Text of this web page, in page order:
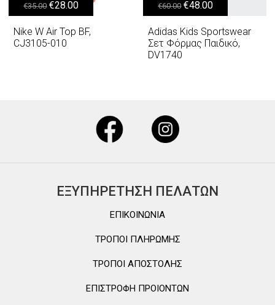
€35.00 Original price was: €35.00.
€28.00Η τρέχουσα τιμή είναι: €28.00.
Nike W Air Top BF,
CJ3105-010
€60.00 Original price was: €60.00.
€48.00Η τρέχουσα τιμή είναι: €48.00.
Adidas Kids Sportswear
Σετ Φόρμας Παιδικό,
DV1740
ΕΞΥΠΗΡΕΤΗΣΗ ΠΕΛΑΤΩΝ
ΕΠΙΚΟΙΝΩΝΙΑ
ΤΡΟΠΟΙ ΠΛΗΡΩΜΗΣ
ΤΡΟΠΟΙ ΑΠΟΣΤΟΛΗΣ
ΕΠΙΣΤΡΟΦΗ ΠΡΟΙΟΝΤΩΝ